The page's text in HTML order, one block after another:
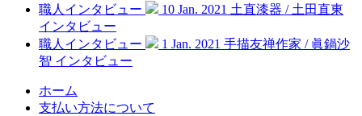
職人インタビュー
10 Jan. 2021 土直漆器 / 土田直東
インタビュー
職人インタビュー
1 Jan. 2021 手描友禅作家 / 眞鍋沙
智 インタビュー
ホーム
支払い方法について